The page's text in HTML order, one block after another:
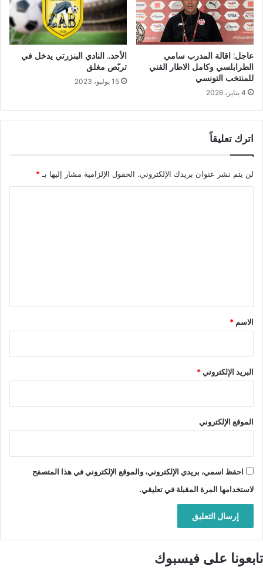
عاجل: اقالة المدرب سامي
الطرابلسي وكامل الاطار الفني
للمنتخب التونسي
4 يناير، 2026
الأحد.. النادي البنزرتي يدخل في
تربّص مغلق
15 يوليو، 2023
اترك تعليقاً
لن يتم نشر عنوان بريدك الإلكتروني. الحقول الإلزامية مشار إليها بـ*
*
الاسم *
البريد الإلكتروني*
الموقع الإلكتروني
احفظ اسمي، بريدي الإلكتروني، والموقع الإلكتروني في هذا المتصفح
لاستخدامها المرة المقبلة في تعليقي.
تابعونا على فيسبوك